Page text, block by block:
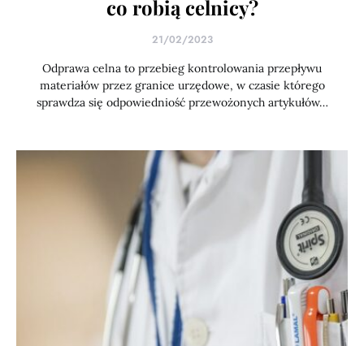
co robią celnicy?
21/02/2023
Odprawa celna to przebieg kontrolowania przepływu
materiałów przez granice urzędowe, w czasie którego
sprawdza się odpowiedniość przewożonych artykułów…